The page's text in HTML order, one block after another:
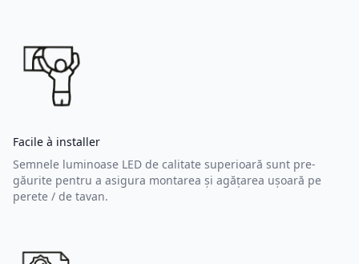
Facile à installer
Semnele luminoase LED de calitate superioară sunt pre-
găurite pentru a asigura montarea și agățarea ușoară pe
perete / de tavan.